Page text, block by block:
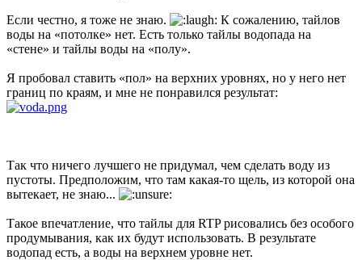
Если честно, я тоже не знаю.
К сожалению, тайлов
воды на «потолке» нет. Есть только тайлы водопада на
«стене» и тайлы воды на «полу».
Я пробовал ставить «пол» на верхних уровнях, но у него нет
границ по краям, и мне не понравился результат:
Так что ничего лучшего не придумал, чем сделать воду из
пустоты. Предположим, что там какая-то щель, из которой она
вытекает, не знаю...
Такое впечатление, что тайлы для RTP рисовались без особого
продумывания, как их будут использовать. В результате
водопад есть, а воды на верхнем уровне нет.